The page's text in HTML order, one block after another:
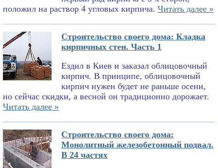
положил на раствор 4 угловых кирпича. Читать далее »
Строительство своего дома: Кладка
кирпичных стен. Часть 1
Ездил в Киев и заказал облицовочный
кирпич. В принципе, облицовочный
кирпич нужен будет не раньше осени,
но сейчас скидки, а весной он традиционно дорожает.
Читать далее »
Строительство своего дома:
Монолитный железобетонный подвал.
В 24 частях